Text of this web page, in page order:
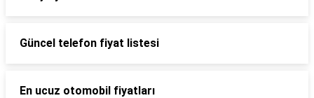
Güncel telefon fiyat listesi
En ucuz otomobil fiyatları